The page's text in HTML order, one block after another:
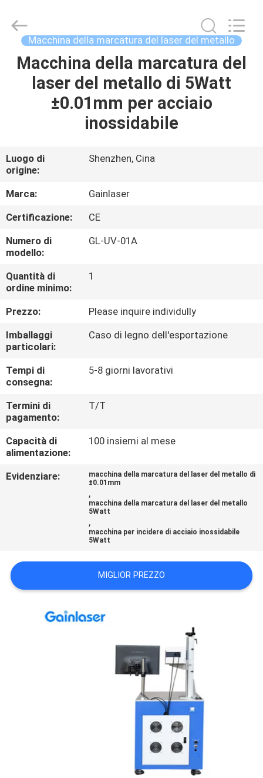
CASA
PRODOTTI
NOI
GIRO
DELLA
FABBRICA
CONTROLLO
DI
QUALITÀ
CONTATTICI
RICHIEDA
UNA
CITAZIONE
DEL
POLICY
supplier.
Copyright
Macchina della marcatura del laser del metallo
Macchina della marcatura del
laser del metallo di 5Watt
±0.01mm per acciaio
inossidabile
Luogo di
origine:
Shenzhen, Cina
Marca:
Gainlaser
Certificazione:
CE
Numero di
modello:
GL-UV-01A
Quantità di
ordine minimo:
1
Prezzo:
Please inquire individully
Imballaggi
particolari:
Caso di legno dell'esportazione
Tempi di
consegna:
5-8 giorni lavorativi
Termini di
pagamento:
T/T
Capacità di
alimentazione:
100 insiemi al mese
Evidenziare:
macchina della marcatura del laser del metallo di
±0.01mm
,
macchina della marcatura del laser del metallo
5Watt
,
macchina per incidere di acciaio inossidabile
5Watt
MIGLIOR PREZZO